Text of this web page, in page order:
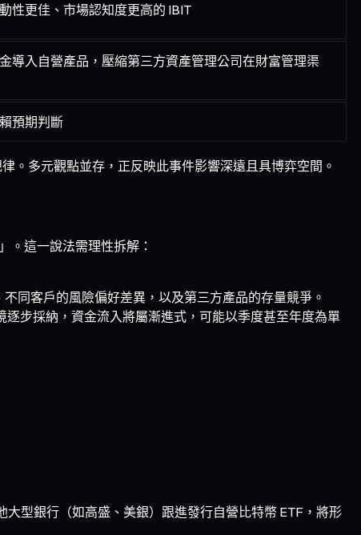
性更佳、市場認知度更高的 IBIT
導入自營產品，壓縮第三方資產管理公司在財富管理渠
預期判斷
。多元觀點並存，正反映此事件影響深遠且具博弈空間。
。這一說法需理性拆解：
同客戶的風險偏好差異，以及第三方產品的存量競爭。
步採納，資金流入將屬漸進式，可能以季度甚至年度為單
型銀行（如高盛、美銀）跟進發行自營比特幣 ETF，將形